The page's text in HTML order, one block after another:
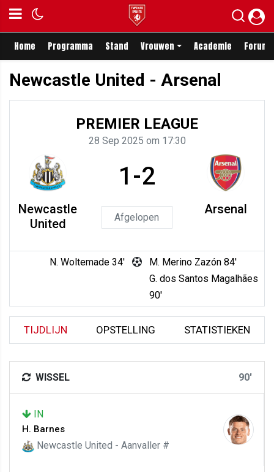
Home Programma Stand Vrouwen Academie Forum
Newcastle United - Arsenal
PREMIER LEAGUE
28 Sep 2025 om 17:30
Newcastle
United
1-2
Afgelopen
Arsenal
N. Woltemade 34'
M. Merino Zazón 84'
G. dos Santos Magalhães
90'
TIJDLIJN OPSTELLING STATISTIEKEN
WISSEL 90'
IN
H. Barnes
Newcastle United - Aanvaller #